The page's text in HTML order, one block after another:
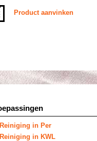
Product aanvinken
Reiniging in Per
Reiniging in KWL